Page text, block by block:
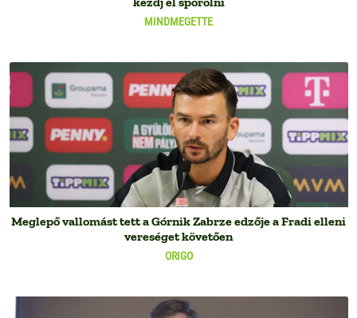
MINDMEGETTE
ORIGO
Meglepő vallomást tett a Górnik Zabrze edzője a Fradi elleni
vereséget követően